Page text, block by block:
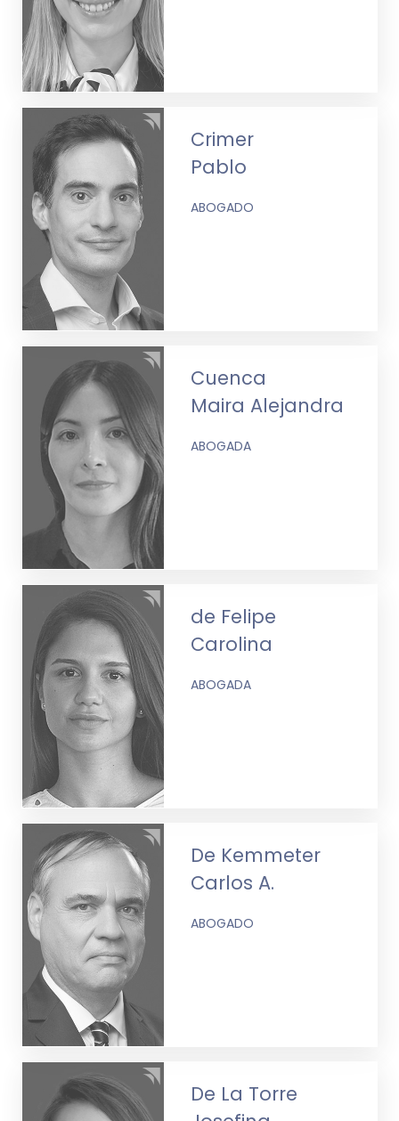
Crimer
Pablo
ABOGADO
Cuenca
Maira Alejandra
ABOGADA
de Felipe
Carolina
ABOGADA
De Kemmeter
Carlos A.
ABOGADO
De La Torre